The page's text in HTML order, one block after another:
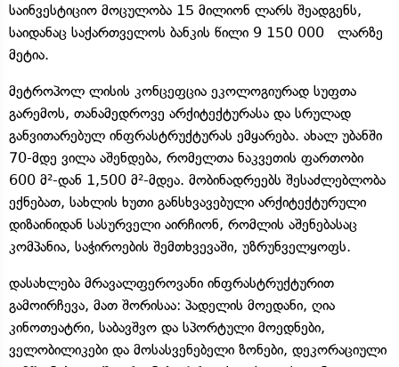
საინვესტიციო მოცულობა 15 მილიონ ლარს შეადგენს,
საიდანაც საქართველოს ბანკის წილი 9 150 000 ლარზე
მეტია.
მეტროპოლ ლისის კონცეფცია ეკოლოგიურად სუფთა
გარემოს, თანამედროვე არქიტექტურასა და სრულად
განვითარებულ ინფრასტრუქტურას ემყარება. ახალ უბანში
70-მდე ვილა აშენდება, რომელთა ნაკვეთის ფართობი
600 მ²-დან 1,500 მ²-მდეა. მობინადრეებს შესაძლებლობა
ექნებათ, სახლის ხუთი განსხვავებული არქიტექტურული
დიზაინიდან სასურველი აირჩიონ, რომლის აშენებასაც
კომპანია, საჭიროების შემთხვევაში, უზრუნველყოფს.
დასახლება მრავალფეროვანი ინფრასტრუქტურით
გამოირჩევა, მათ შორისაა: პადელის მოედანი, ღია
კინოთეატრი, საბავშვო და სპორტული მოედნები,
ველობილიკები და მოსასვენებელი ზონები, დეკორაციული